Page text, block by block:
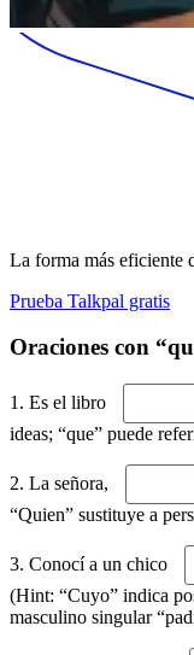
La forma más eficiente
Prueba Talkpal gratis
Oraciones con
1. Es el libro
ideas; “que” puede
2. La señora,
“Quien” sustituye a
3. Conocí a un chico
(Hint: “Cuyo” indica
masculino singular